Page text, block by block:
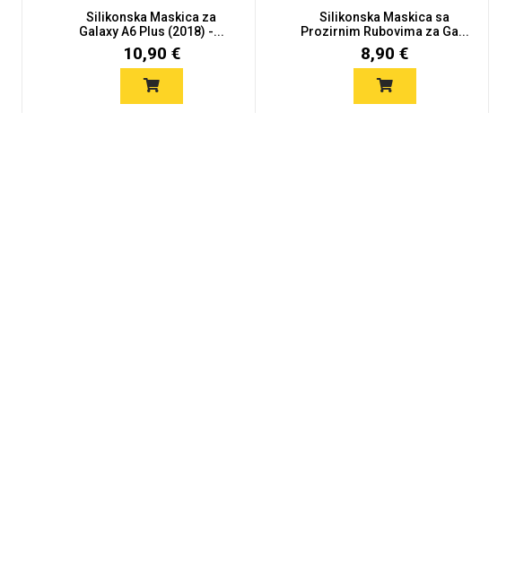
Silikonska Maskica za
Galaxy A6 Plus (2018) -...
10,90 €
Silikonska Maskica sa
Prozirnim Rubovima za Ga...
8,90 €